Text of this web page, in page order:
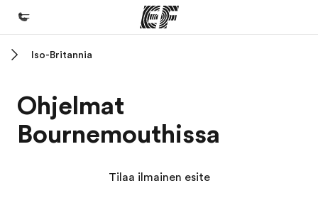
Kaikki EF-ohjelmat
Katso mitä kaikkea teemme
Iso-Britannia
Ohjelmat
Bournemouthissa
Tilaa ilmainen esite